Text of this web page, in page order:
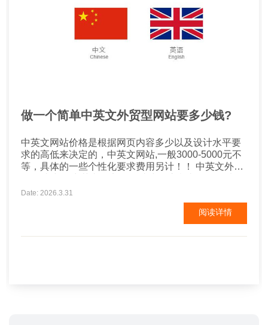
做一个简单中英文外贸型网站要多少钱?
中英文网站价格是根据网页内容多少以及设计水平要
求的高低来决定的，中英文网站,一般3000-5000元不
等，具体的一些个性化要求费用另计！！ 中英文外贸
优质的美国服务器，保证安全性和打开速度。 2.主要
网站的布局，做好seo布局对排名比较好。因为我们做
Date: 2026.3.31
阅读详情